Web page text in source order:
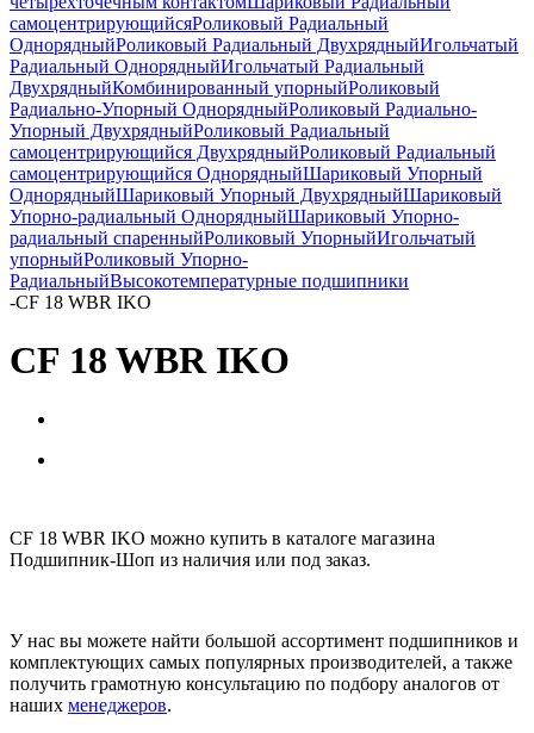
самоцентрирующийсяРоликовый Радиальный
ОднорядныйРоликовый Радиальный ДвухрядныйИгольчатый
Радиальный ОднорядныйИгольчатый Радиальный
ДвухрядныйКомбинированный упорныйРоликовый
Радиально-Упорный ОднорядныйРоликовый Радиально-
Упорный ДвухрядныйРоликовый Радиальный
самоцентрирующийся ДвухрядныйРоликовый Радиальный
самоцентрирующийся ОднорядныйШариковый Упорный
ОднорядныйШариковый Упорный ДвухрядныйШариковый
Упорно-радиальный ОднорядныйШариковый Упорно-
радиальный спаренныйРоликовый УпорныйИгольчатый
упорныйРоликовый Упорно-
РадиальныйВысокотемпературные подшипники
-CF 18 WBR IKO
CF 18 WBR IKO
CF 18 WBR IKO можно купить в каталоге магазина
Подшипник-Шоп из наличия или под заказ.
У нас вы можете найти большой ассортимент подшипников и
комплектующих самых популярных производителей, а также
получить грамотную консультацию по подбору аналогов от
наших менеджеров.